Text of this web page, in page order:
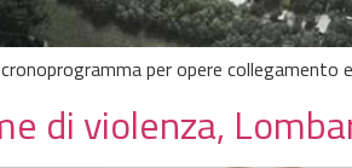
per opere collegamento
di violenza,